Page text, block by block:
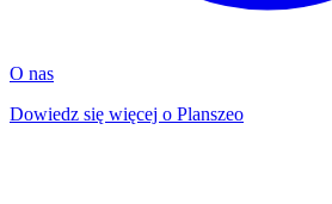
O nas
Dowiedz się więcej o Planszeo